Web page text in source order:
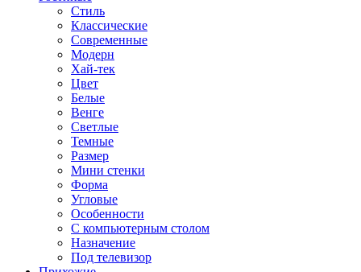
Стиль
Классические
Современные
Модерн
Хай-тек
Цвет
Белые
Венге
Светлые
Темные
Размер
Мини стенки
Форма
Угловые
Особенности
С компьютерным столом
Назначение
Под телевизор